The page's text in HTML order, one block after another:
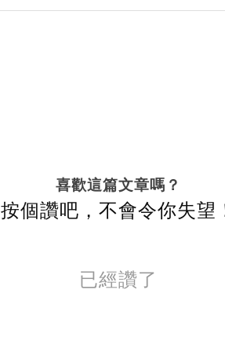
喜歡這篇文章嗎？
按個讚吧，不會令你失望
已經讚了